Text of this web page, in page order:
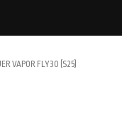
VAPOR FLY30 (S25)